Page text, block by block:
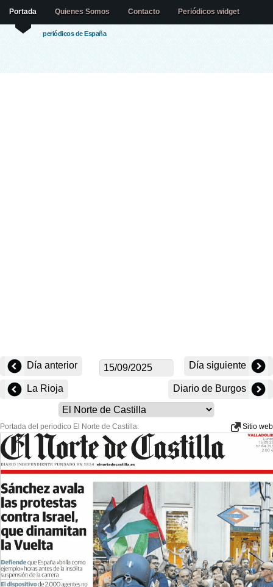
periódicos de España
Portada Quienes Somos Contacto Periódicos widget
Día anterior Día siguiente
La Rioja Diario de Burgos
Portada del periodico El Norte de Castilla: Sitio web